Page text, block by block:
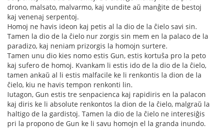
drono, malsato, malvarmo, kaj vundite aŭ manĝite de bestoj
kaj venenaj serpentoj.
Homoj ne havis ideon kaj petis al la dio de la ĉielo savi sin.
Tamen la dio de la ĉielo nur zorgis sin mem en la palaco de la
paradizo, kaj neniam prizorgis la homojn surtere.
Tamen unu dio kies nomo estis Gun, estis kortuŝa pro la peto
kaj sufero de homoj. Kvankam li estis ido de la dio de la ĉielo,
tamen ankaŭ al li estis malfacile ke li renkontis la dion de la
ĉielo, kiu ne havis tempon renkonti lin.
Iutagon, Gun estis tre senpacienca kaj rapidiris en la palacon
kaj diris ke li absolute renkontos la dion de la ĉielo, malgraŭ la
haltigo de la gardistoj. Tamen la dio de la ĉielo ne interesiĝis
pri la propono de Gun ke li savu homojn el la granda inundo.